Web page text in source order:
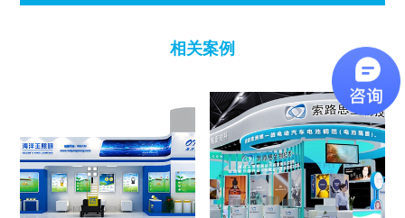
相关案例